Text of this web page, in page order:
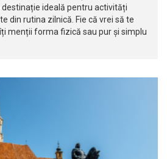
ideală pentru activități
din rutina zilnică. Fie că vrei să te
menții forma fizică sau pur și simplu